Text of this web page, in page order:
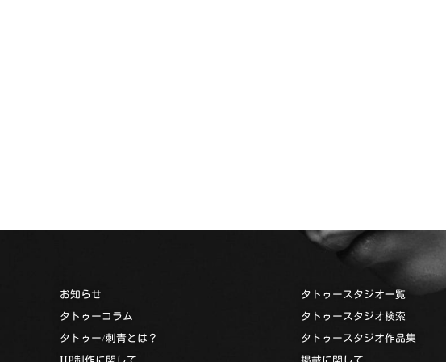
お知らせ
タトゥーコラム
タトゥー/刺青とは？
タトゥースタジオ一覧
タトゥースタジオ検索
タトゥースタジオ作品集